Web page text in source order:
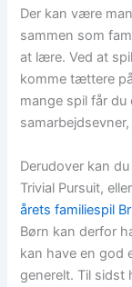
Der kan være
sammen som
at lære. Ved at
komme tættere
mange spil får
Derudover kan
Trivial Pursuit,
årets familiespil
Børn kan derfor
kan have en god
generelt. Til sidst